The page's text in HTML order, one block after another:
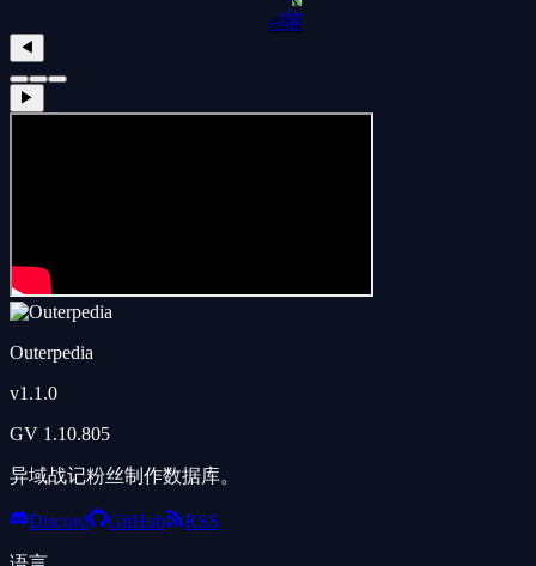
弗朗西丝卡
◀
▶
Outerpedia
v1.1.0
GV 1.10.805
异域战记粉丝制作数据库。
Discord GitHub RSS